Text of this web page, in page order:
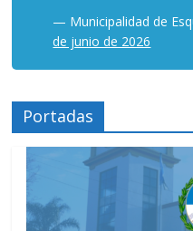
— Municipalidad de
de junio de 2026
Portadas